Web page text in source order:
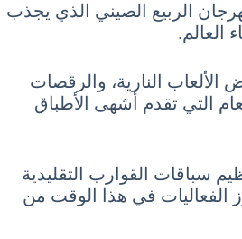
الربيع الصيني الذي يجذب
العالم.
النارية، والرقصات
التي تقدم أشهى الأطباق
سباقات القوارب التقليدية
الفعاليات في هذا الوقت من